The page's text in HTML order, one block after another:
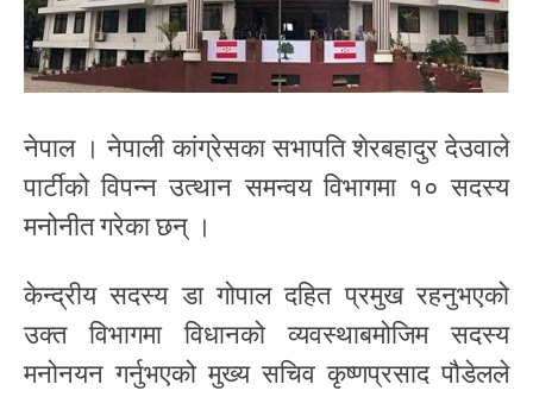
नेपाल । नेपाली कांग्रेसका सभापति शेरबहादुर देउवाले
पार्टीको विपन्न उत्थान समन्वय विभागमा १० सदस्य
मनोनीत गरेका छन् ।
केन्द्रीय सदस्य डा गोपाल दहित प्रमुख रहनुभएको
उक्त विभागमा विधानको व्यवस्थाबमोजिम सदस्य
मनोनयन गर्नुभएको मुख्य सचिव कृष्णप्रसाद पौडेलले